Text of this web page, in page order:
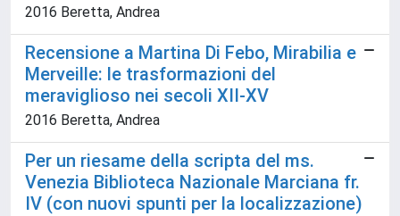
2016 Beretta, Andrea
Recensione a Martina Di Febo, Mirabilia e
Merveille: le trasformazioni del
meraviglioso nei secoli XII-XV
2016 Beretta, Andrea
Per un riesame della scripta del ms.
Venezia Biblioteca Nazionale Marciana fr.
IV (con nuovi spunti per la localizzazione)